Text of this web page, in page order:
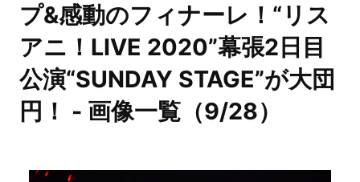
プ&感動のフィナーレ！“リス
アニ！LIVE 2020”幕張2日目
公演“SUNDAY STAGE”が大団
円！ - 画像一覧（9/28）